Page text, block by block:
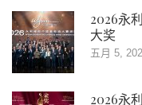
2026永
大奖
五月 5,
2026永